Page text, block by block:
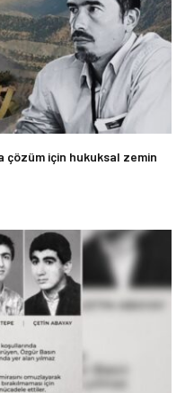
çözüm için hukuksal zemin